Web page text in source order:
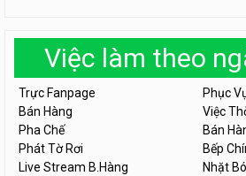
Việc làm theo
Trực Fanpage
Phục
Bán Hàng
Việc
Pha Chế
Bán
Phát Tờ Rơi
Bếp
Live Stream B.Hàng
Nhặt